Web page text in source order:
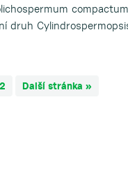
druh
2 Další stránka »